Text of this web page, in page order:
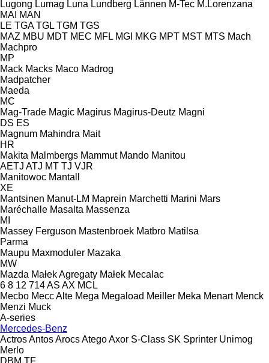
Lugong Lumag Luna Lundberg Lännen M-Tec M.Lorenzana
MAI MAN
LE TGA TGL TGM TGS
MAZ MBU MDT MEC MFL MGI MKG MPT MST MTS Mach
Machpro
MP
Mack Macks Maco Madrog
Madpatcher
Maeda
MC
Mag-Trade Magic Magirus Magirus-Deutz Magni
DS ES
Magnum Mahindra Mait
HR
Makita Malmbergs Mammut Mando Manitou
AETJ ATJ MT TJ VJR
Manitowoc Mantall
XE
Mantsinen Manut-LM Maprein Marchetti Marini Mars
Maréchalle Masalta Massenza
MI
Massey Ferguson Mastenbroek Matbro Matilsa
Parma
Maupu Maxmoduler Mazaka
MW
Mazda Małek Agregaty Małek Mecalac
6 8 12 714AS AX MCL
Mecbo Mecc Alte Mega Megaload Meiller Meka Menart Menck
Menzi Muck
A-series
Mercedes-Benz
ActrosAntosArocsAtegoAxor S-Class SK Sprinter Unimog
Merlo
DBM TF